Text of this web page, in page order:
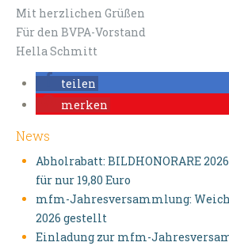
Mit herzlichen Grüßen
Für den BVPA-Vorstand
Hella Schmitt
teilen
merken
News
Abholrabatt: BILDHONORARE
für nur 19,80 Euro
mfm-Jahresversammlung:
2026 gestellt
Einladung zur mfm-